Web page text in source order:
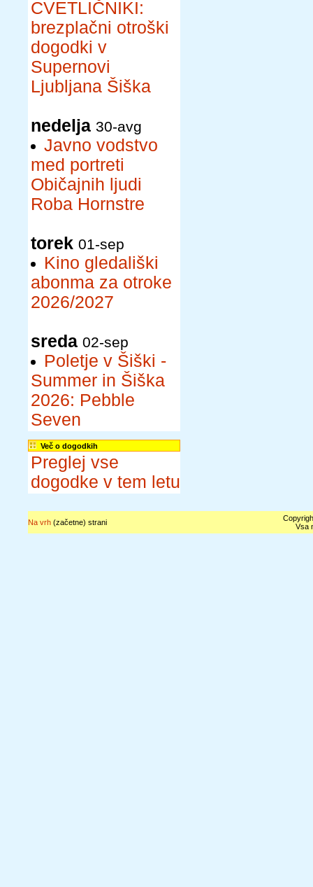
CVETLIČNIKI:
brezplačni otroški
dogodki v
Supernovi
Ljubljana Šiška
nedelja 30-avg
Javno vodstvo
med portreti
Običajnih ljudi
Roba Hornstre
torek 01-sep
Kino gledališki
abonma za otroke
2026/2027
sreda 02-sep
Poletje v Šiški -
Summer in Šiška
2026: Pebble
Seven
Več o dogodkih
Preglej vse
dogodke v tem letu
Na vrh(začetne) strani
Vsa